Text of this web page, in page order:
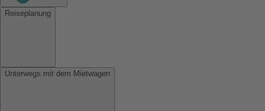
Reiseplanung
Unterwegs mit dem Mietwagen